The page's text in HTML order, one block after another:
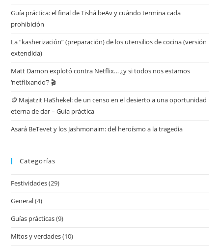
Guía práctica: el final de Tishá beAv y cuándo termina cada
prohibición
La “kasherización” (preparación) de los utensilios de cocina (versión
extendida)
Matt Damon explotó contra Netflix… ¿y si todos nos estamos
‘netflixando’? 🎬
🪙 Majatzit HaShekel: de un censo en el desierto a una oportunidad
eterna de dar – Guía práctica
Asará BeTevet y los Jashmonaim: del heroísmo a la tragedia
Categorías
Festividades(29)
General(4)
Guías prácticas(9)
Mitos y verdades(10)